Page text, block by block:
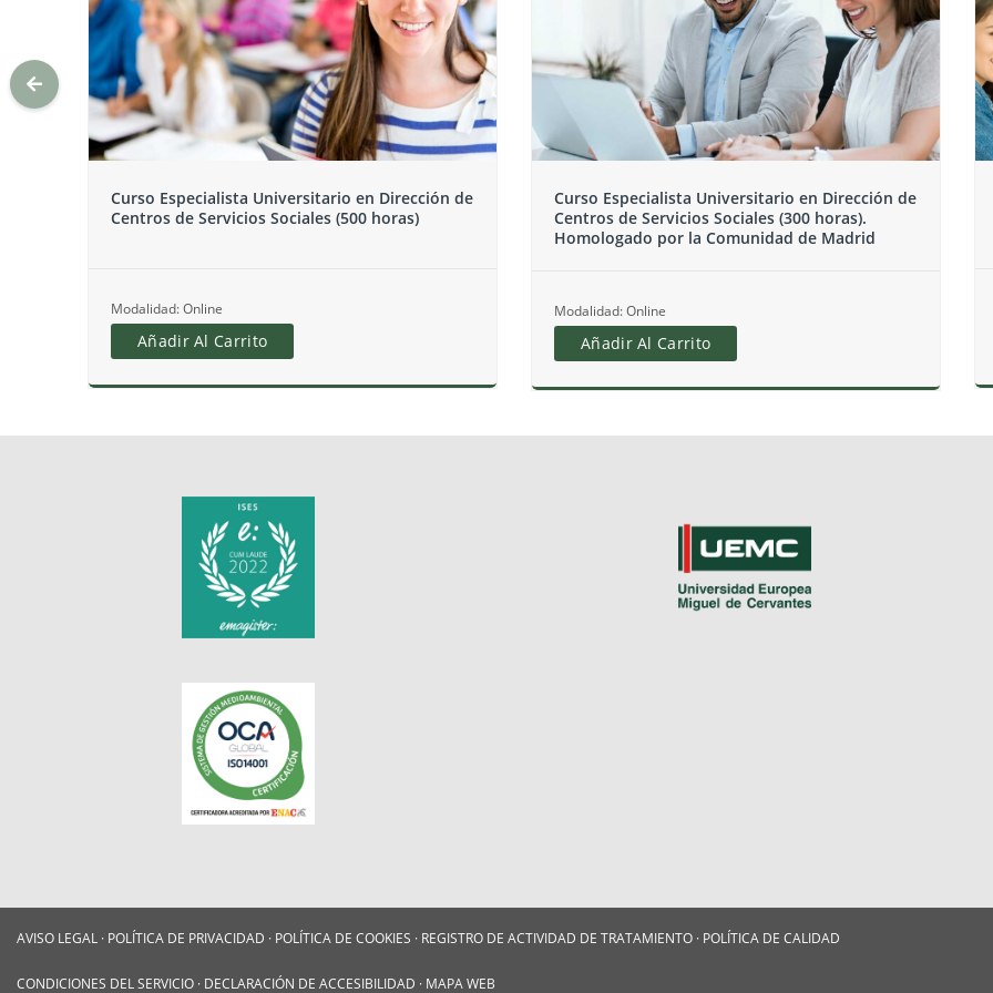
Curso Especialista Universitario en Dirección de
Centros de Servicios Sociales (300 horas).
Modalidad: Online
Añadir Al Carrito
Curso Universitario de Intervención Psicosocial
con Menores
Modalidad: Online
Añadir Al Carrito
AVISO LEGAL · POLÍTICA DE PRIVACIDAD · POLÍTICA DE COOKIES · REGISTRO DE ACTIVIDAD DE TRATAMIENTO · POLÍTICA DE CALIDAD
CONDICIONES DEL SERVICIO · DECLARACIÓN DE ACCESIBILIDAD · MAPA WEB